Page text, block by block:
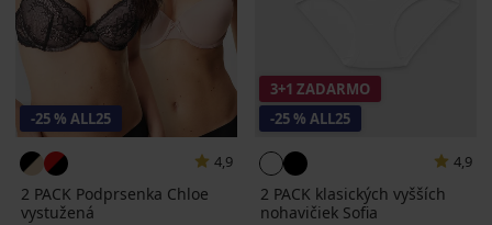
-25 % ALL25
4,9
2 PACK Podprsenka Chloe
vystužená
3+1 ZADARMO
-25 % ALL25
4,9
2 PACK klasických vyšších
nohavičiek Sofia